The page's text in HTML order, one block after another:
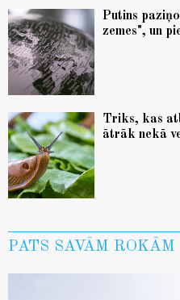
Putins
zemes", un
Triks, kas
ātrāk nekā
PATS SAVĀM ROKĀM